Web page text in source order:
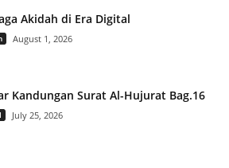
Akidah di Era Digital
August 1, 2026
Kandungan Surat Al-Hujurat Bag.16
July 25, 2026